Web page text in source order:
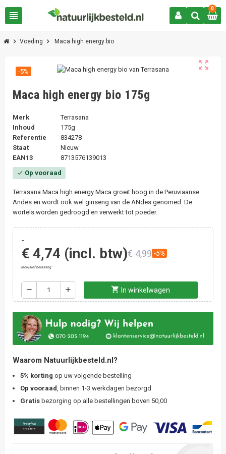
view_headline
0
chevron_right Voeding chevron_right Maca high energy bio
zoom_out_map
-5%
Maca high energy bio 175g
Merk
Terrasana
Inhoud
175g
Referentie
834278
Staat
Nieuw
EAN13
8713576139013
check Op vooraad
Terrasana Maca high energy Maca groeit hoog in de Peruviaanse
Andes en wordt ook wel ginseng van de ANdes genomed. De
wortels worden gedroogd en verwerkt tot poeder.
-
€ 4,74 (incl. btw)€ 4,99 -5%
Inclusief belasting
remove add shopping_cart In winkelwagen
Waarom Natuurlijkbesteld.nl?
5% korting op uw volgende bestelling
Op vooraad
, binnen 1-3 werkdagen bezorgd
Gratis bezorging op alle bestellingen boven 50,00